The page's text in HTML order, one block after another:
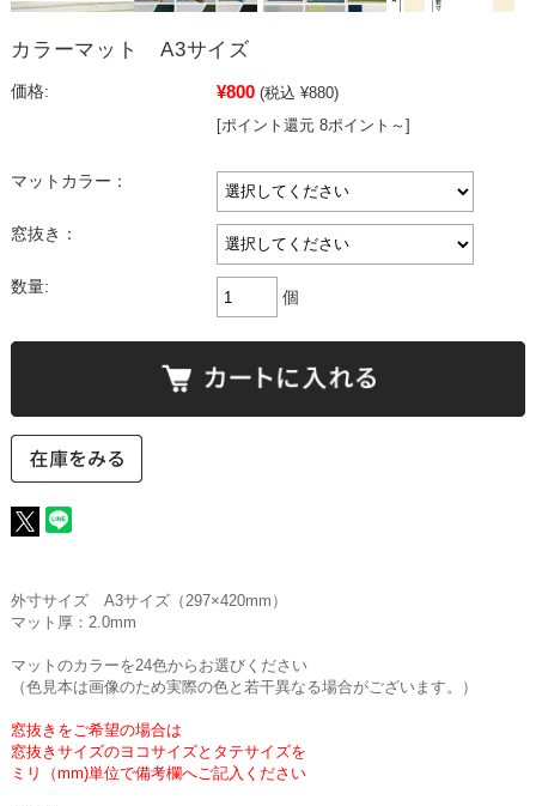
カラーマット A3サイズ
価格: ¥800 (税込 ¥880)
[ポイント還元 8ポイント～]
マットカラー：
窓抜き：
数量:
個
外寸サイズ A3サイズ（297×420mm）
マット厚：2.0mm
マットのカラーを24色からお選びください
（色見本は画像のため実際の色と若干異なる場合がございます。）
窓抜きをご希望の場合は
窓抜きサイズのヨコサイズとタテサイズを
ミリ（mm)単位で備考欄へご記入ください